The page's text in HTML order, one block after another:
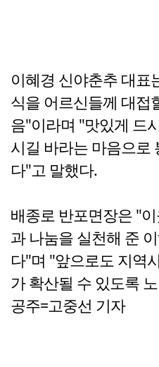
이혜경 신야춘추 대표
식을 어르신들께 대접
음"이라며 "맛있게 드
시길 바라는 마음으로
다"고 말했다.
배종로 반포면장은 "
과 나눔을 실천해 준
다"며 "앞으로도 지역
가 확산될 수 있도록
공주=고중선 기자